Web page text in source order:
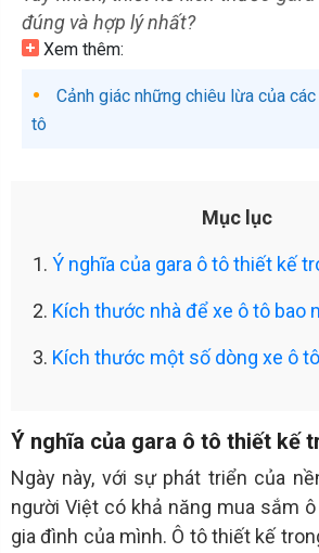
đúng và hợp lý nhất?
Xem thêm:
Cảnh giác những chiêu lừa của
tô
Mục lục
1. Ý nghĩa của gara ô tô thiết kế
2. Kích thước nhà để xe ô tô bao
3. Kích thước một số dòng xe ô tô
Ý nghĩa của gara ô tô thiết kế
Ngày này, với sự phát triển của
người Việt có khả năng mua sắm
gia đình của mình. Ô tô thiết kế